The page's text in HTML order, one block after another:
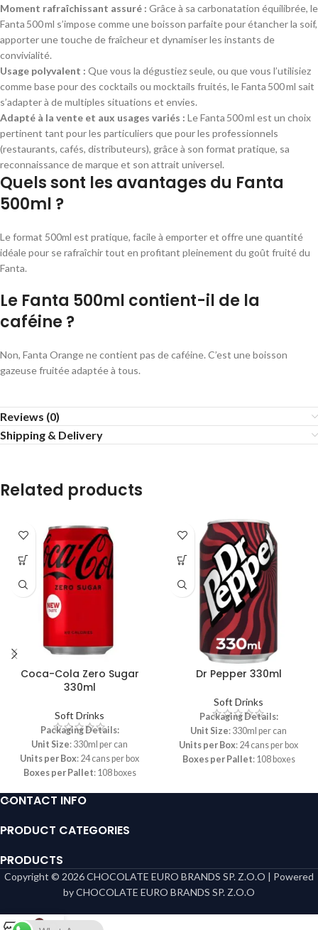
Moment rafraîchissant assuré : Grâce à sa carbonatation équilibrée, le
Fanta 500 ml s’impose comme une boisson parfaite pour étancher la soif,
apporter une touche de fraîcheur et dynamiser les instants de
convivialité.
Usage polyvalent : Que vous la dégustiez seule, ou que vous l’utilisiez
comme base pour des cocktails ou mocktails fruités, le Fanta 500 ml sait
s’adapter à de multiples situations et envies.
Adapté à la vente et aux usages variés : Le Fanta 500 ml est un choix
pertinent tant pour les particuliers que pour les professionnels
(restaurants, cafés, distributeurs), grâce à son format pratique, sa
reconnaissance de marque et son attrait universel.
Quels sont les avantages du Fanta
500ml ?
Le format 500ml est pratique, facile à emporter et offre une quantité
idéale pour se rafraîchir tout en profitant pleinement du goût fruité du
Fanta.
Le Fanta 500ml contient-il de la
caféine ?
Non, Fanta Orange ne contient pas de caféine. C’est une boisson
gazeuse fruitée adaptée à tous.
Reviews (0)
Shipping & Delivery
Related products
Coca-Cola Zero Sugar
330ml
Soft Drinks
Packaging Details:
Unit Size: 330ml per can
Units per Box: 24 cans per box
Boxes per Pallet: 108 boxes
Dr Pepper 330ml
Soft Drinks
Packaging Details:
Unit Size: 330ml per can
Units per Box: 24 cans per box
Boxes per Pallet: 108 boxes
CONTACT INFO
PRODUCT CATEGORIES
PRODUCTS
Copyright © 2026 CHOCOLATE EURO BRANDS SP. Z.O.O | Powered
by CHOCOLATE EURO BRANDS SP. Z.O.O